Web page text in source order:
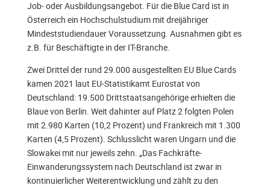
Job- oder Ausbildungsangebot. Für die Blue Card ist in
Österreich ein Hochschulstudium mit dreijähriger
Mindeststudiendauer Voraussetzung. Ausnahmen gibt es
z.B. für Beschäftigte in der IT-Branche.
Zwei Drittel der rund 29.000 ausgestellten EU Blue Cards
kamen 2021 laut EU-Statistikamt Eurostat von
Deutschland: 19.500 Drittstaatsangehörige erhielten die
Blaue von Berlin. Weit dahinter auf Platz 2 folgten Polen
mit 2.980 Karten (10,2 Prozent) und Frankreich mit 1.300
Karten (4,5 Prozent). Schlusslicht waren Ungarn und die
Slowakei mit nur jeweils zehn. „Das Fachkräfte-
Einwanderungssystem nach Deutschland ist zwar in
kontinuierlicher Weiterentwicklung und zählt zu den